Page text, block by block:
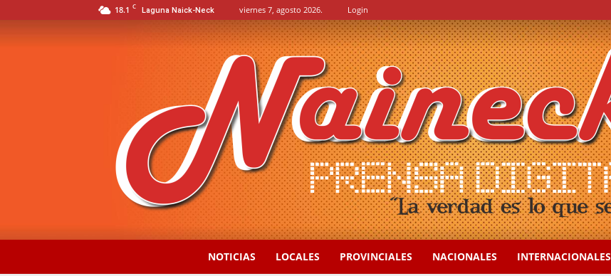
18.1 C Laguna Naick-Neck viernes 7, agosto 2026. Login
NOTICIAS LOCALES PROVINCIALES NACIONALES INTERNACIONALES